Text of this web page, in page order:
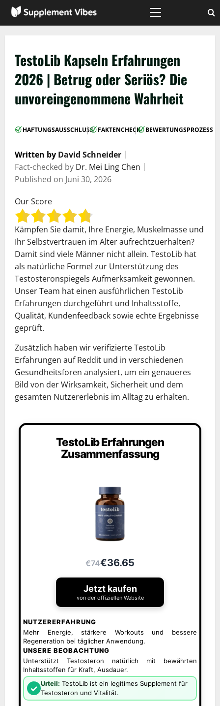
Zum
Inhalt
Hauptmenü
TestoLib Kapseln Erfahrungen
2026 | Betrug oder Seriös? Die
unvoreingenommene Wahrheit
HAFTUNGSAUSSCHLUSS
| FAKTENCHECK
| BEWERTUNGSPROZESS
Written by David Schneider
Fact-checked by Dr. Mei Ling Chen
Published on Juni 30, 2026
Our Score
Kämpfen Sie damit, Ihre Energie, Muskelmasse und
Ihr Selbstvertrauen im Alter aufrechtzuerhalten?
Damit sind viele Männer nicht allein. TestoLib hat
als natürliche Formel zur Unterstützung des
Testosteronspiegels Aufmerksamkeit gewonnen.
Unser Team hat einen ausführlichen TestoLib
Erfahrungen durchgeführt und Inhaltsstoffe,
Qualität, Kundenfeedback sowie echte Ergebnisse
geprüft.
Zusätzlich haben wir verifizierte TestoLib
Erfahrungen auf Reddit und in verschiedenen
Gesundheitsforen analysiert, um ein genaueres
Bild von der Wirksamkeit, Sicherheit und dem
gesamten Nutzererlebnis im Alltag zu erhalten.
TestoLib Erfahrungen
Zusammenfassung
€74€36.65
Jetzt kaufen
von der offiziellen Website
NUTZERERFAHRUNG
Mehr Energie, stärkere Workouts und bessere
Regeneration bei täglicher Anwendung.
UNSERE BEOBACHTUNG
Unterstützt Testosteron natürlich mit bewährten
Inhaltsstoffen für Kraft, Ausdauer.
✓ Urteil: TestoLib ist ein legitimes Supplement für
Testosteron und Vitalität.